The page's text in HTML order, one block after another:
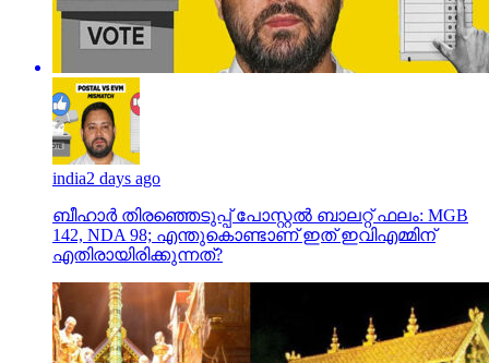
india2 days ago
ബീഹാർ തിരഞ്ഞെടുപ്പ് പോസ്റ്റൽ ബാലറ്റ് ഫലം: MGB
142, NDA 98; എന്തുകൊണ്ടാണ് ഇത് ഇവിഎമ്മിന്
എതിരായിരിക്കുന്നത്?